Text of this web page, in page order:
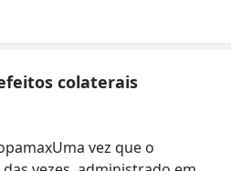
colaterais
vez que o